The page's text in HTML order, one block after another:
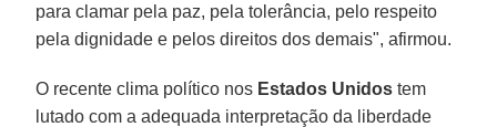
para clamar pela paz, pela tolerância, pelo respeito
pela dignidade e pelos direitos dos demais", afirmou.
O recente clima político nos Estados Unidos tem
lutado com a adequada interpretação da liberdade